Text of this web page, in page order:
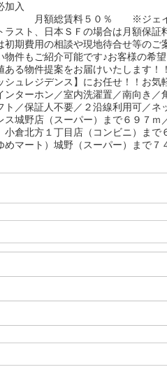
社利用必：加入形
イリースは月額
ト、日本ＳＦの場合は月額保証
初期費用の相談や現地待合せ等の
件もご紹介可能です♪お客様の希
る物件提案をお届けいたします！
ュレジデンス】にお任せ！！お気
ターホン／室内洗濯置／南向き／
／保証人不要／２沿線利用可／ネ
ス城野店（スーパー）まで６９７
倉北方１丁目店（コンビニ）ま
マート）城野（スーパー）まで